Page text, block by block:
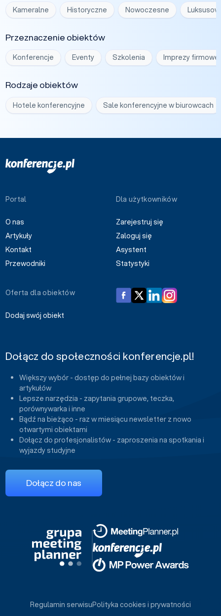
Kameralne Historyczne Nowoczesne
Przeznaczenie obiektów
Konferencje Eventy Szkolenia Imprezy firmowe
Rodzaje obiektów
Hotele konferencyjne Sale konferencyjne w biurowcach
Portal
O nas
Artykuły
Kontakt
Przewodniki
Dla użytkowników
Zarejestruj się
Zaloguj się
Asystent
Statystyki
Oferta dla obiektów
Dodaj swój obiekt
Dołącz do społeczności konferencje.pl!
Większy wybór - dostęp do pełnej bazy obiektów i
artykułów
Lepsze narzędzia - zapytania grupowe, teczka,
porównywarka i inne
Bądź na bieżąco - raz w miesiącu newsletter z nowo
otwartymi obiektami
Dołącz do profesjonalistów - zaproszenia na spotkania i
wyjazdy studyjne
Dołącz do nas
Regulamin serwisuPolityka cookies i prywatności